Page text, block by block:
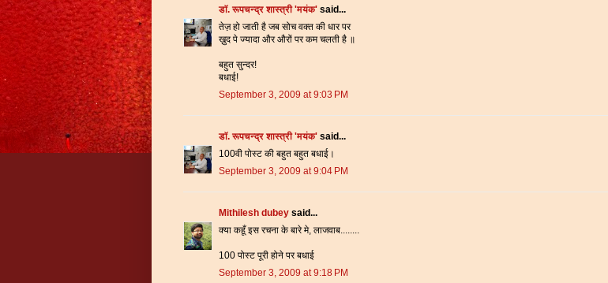
डॉ. रूपचन्द्र शास्त्री 'मयंक' said...
तेज़ हो जाती है जब सोच वक्त की धार पर
ख़ुद पे ज्यादा और औरों पर कम चलती है ॥
बहुत सुन्दर!
बधाई!
September 3, 2009 at 9:03 PM
डॉ. रूपचन्द्र शास्त्री 'मयंक' said...
100वी पोस्ट की बहुत बहुत बधाई।
September 3, 2009 at 9:04 PM
Mithilesh dubey said...
क्या कहूँ इस रचना के बारे मे, लाजवाब........
100 पोस्ट पूरी होने पर बधाई
September 3, 2009 at 9:18 PM